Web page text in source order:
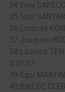
34 Eros
35 Ivan
36 Leopold
37 Joaquim
38 Laurens
0:01:57
39 Egoi
40 Bart DE